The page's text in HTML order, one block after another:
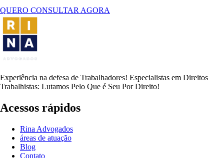
QUERO CONSULTAR AGORA
Experiência na defesa de Trabalhadores! Especialistas em Direitos
Trabalhistas: Lutamos Pelo Que é Seu Por Direito!
Acessos rápidos
Rina Advogados
áreas de atuação
Blog
Contato